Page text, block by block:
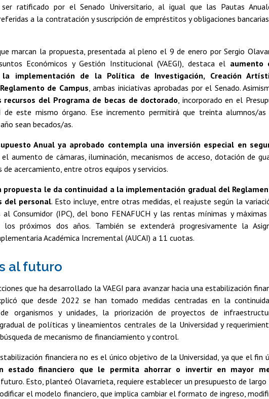
ser ratificado por el Senado Universitario, al igual que las Pautas
a la contratación y suscripción de empréstitos y obligaciones
marcan la propuesta, presentada al pleno el 9 de enero por Sergio
Económicos y Gestión Institucional (VAEGI), destaca el aumento
implementación de la Política de Investigación, Creación
de Campus , ambas iniciativas aprobadas por el Senado.
del Programa de becas de doctorado , incorporado en el
este mismo órgano. Ese incremento permitirá que treinta alumnos/as
sean becados/as.
Anual ya aprobado contempla una inversión especial en
aumento de cámaras, iluminación, mecanismos de acceso, dotación de
de acercamiento, entre otros equipos y servicios.
propuesta le da continuidad a la implementación gradual del
del personal. Esto incluye, entre otras medidas, el reajuste según la
al Consumidor (IPC), del bono FENAFUCH y las rentas mínimas y
los próximos dos años. También se extenderá progresivamente la
Académica Incremental (AUCAI) a 11 cuotas.
al futuro
que ha desarrollado la VAEGI para avanzar hacia una estabilización
que desde 2022 se han tomado medidas centradas en la
organismos y unidades, la priorización de proyectos de
de políticas y lineamientos centrales de la Universidad y
de mecanismo de financiamiento y control.
financiera no es el único objetivo de la Universidad, ya que el fin
estado financiero que le permita ahorrar o invertir en mayor
Esto, planteó Olavarrieta, requiere establecer un presupuesto de
el modelo financiero, que implica cambiar el formato de ingreso,